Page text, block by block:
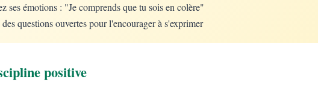
ses émotions : "Je comprends que tu sois en colère"
des questions ouvertes pour l'encourager à s'exprimer
positive